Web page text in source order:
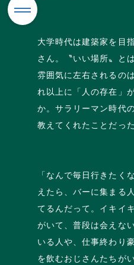
大学時代は建築家を目
さん。〝いい場所〟と
雰囲気に左右されるの
れ以上に「人の存在」
か。サラリーマン時代
教えてくれたことだった
「なんで毎日行きた
えたら、バーに集まる
てるんだって。イキイ
がいて、普段は会えな
いる人や、仕事終わり
を飲むおじさんたちが